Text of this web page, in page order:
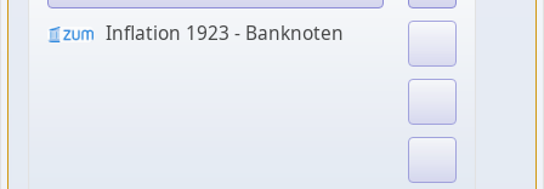
Inflation 1923 - Banknoten